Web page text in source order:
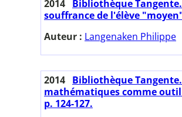
2014 Bibliothèque Tangente.
souffrance de l'élève
Auteur : Langenaken Philippe
2014 Bibliothèque Tangente.
mathématiques comme
p. 124-127.